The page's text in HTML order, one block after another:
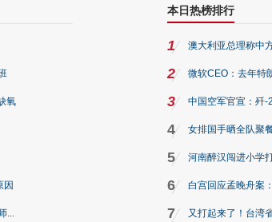
氧
因
...
本日热榜排行
1 澳大利亚总理称中
2 微软CEO：去年特
3 中国空军官宣：歼-
4 女排国手晒全队聚
5 河南醉汉闯进小学
6 白宫回应孟晚舟案
7 又打起来了！台湾